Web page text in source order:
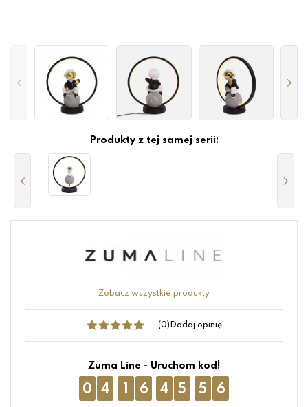
Produkty z tej samej serii:
Zobacz wszystkie produkty
(0) Dodaj opinię
Zuma Line - Uruchom kod!
0 4 1 6 4 5 5 6